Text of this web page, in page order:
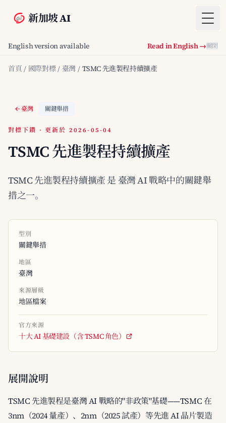
新加坡 AI
English version available Read in English →關閉
首頁 / 國際對標 / 臺灣 / TSMC 先進製程持續擴產
臺灣 關鍵舉措
對標下鑽 · 更新於 2026-05-04
TSMC 先進製程持續擴產
TSMC 先進製程持續擴產 是 臺灣 AI 戰略中的關鍵舉
措之一。
型別
關鍵舉措
地區
臺灣
來源層級
地區檔案
官方來源
十大 AI 基礎建設（含 TSMC 角色）
展開說明
TSMC 先進製程是臺灣 AI 戰略的"非政策"基礎——TSMC 在
3nm（2024 量產）、2nm（2025 試產）等先進 AI 晶片製造